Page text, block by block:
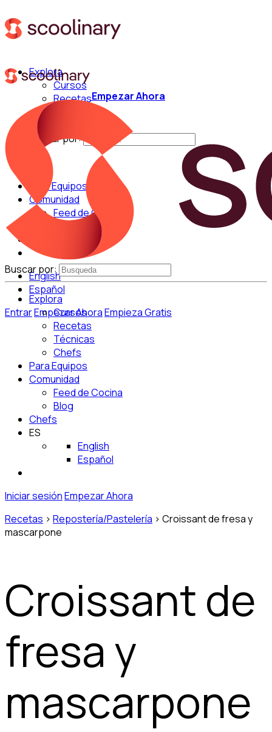
Explora
Cursos
Recetas
Buscar por:
Para Equipos
Comunidad
Feed de Cocina
English
Español
EntrarEmpezar AhoraEmpieza Gratis
Empezar Ahora
Buscar por:
Explora
Cursos
Recetas
Técnicas
Chefs
Para Equipos
Comunidad
Feed de Cocina
Blog
Chefs
ES
English
Español
Iniciar sesiónEmpezar Ahora
Recetas > Repostería/Pastelería > Croissant de fresa y
mascarpone
Croissant de
fresa y
mascarpone